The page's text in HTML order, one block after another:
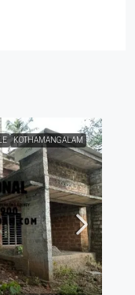
KOTHAMANGALAM